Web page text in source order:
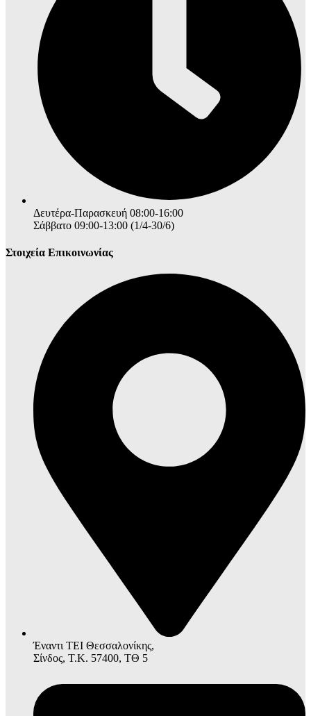
Δευτέρα-Παρασκευή 08:00-16:00
Σάββατο 09:00-13:00 (1/4-30/6)
Στοιχεία Επικοινωνίας
Έναντι ΤΕΙ Θεσσαλονίκης,
Σίνδος, Τ.Κ. 57400, ΤΘ 5